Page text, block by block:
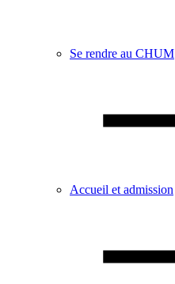
Se rendre au CHUM
Accueil et admission